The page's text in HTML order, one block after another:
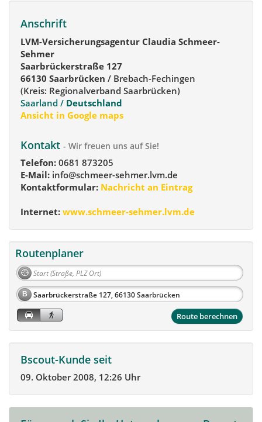
Anschrift
LVM-Versicherungsagentur Claudia Schmeer-
Sehmer
Saarbrückerstraße 127
66130 Saarbrücken / Brebach-Fechingen
(Kreis: Regionalverband Saarbrücken)
Saarland / Deutschland
Ansicht in Google maps
Kontakt - Wir freuen uns auf Sie!
Telefon: 0681 873205
E-Mail: info@schmeer-sehmer.lvm.de
Kontaktformular: Nachricht an Eintrag
Internet: www.schmeer-sehmer.lvm.de
Routenplaner
B
Route berechnen
Bscout-Kunde seit
09. Oktober 2008, 12:26 Uhr